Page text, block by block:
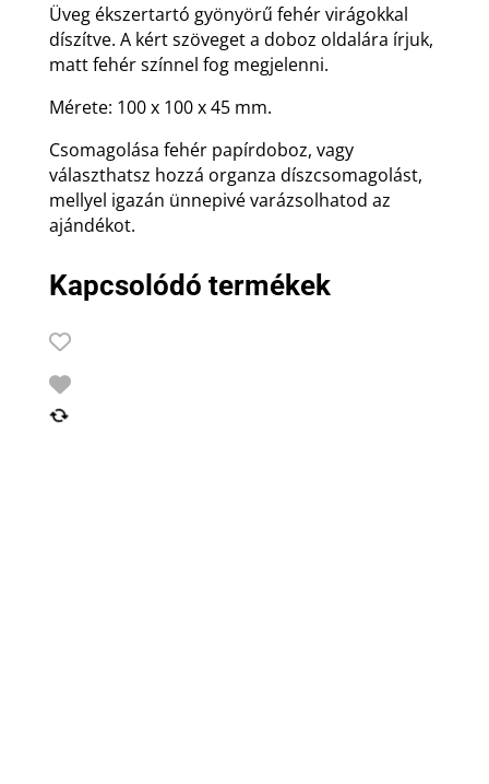
Üveg ékszertartó gyönyörű fehér virágokkal
díszítve. A kért szöveget a doboz oldalára írjuk,
matt fehér színnel fog megjelenni.
Mérete: 100 x 100 x 45 mm.
Csomagolása fehér papírdoboz, vagy
választhatsz hozzá organza díszcsomagolást,
mellyel igazán ünnepivé varázsolhatod az
ajándékot.
Kapcsolódó termékek